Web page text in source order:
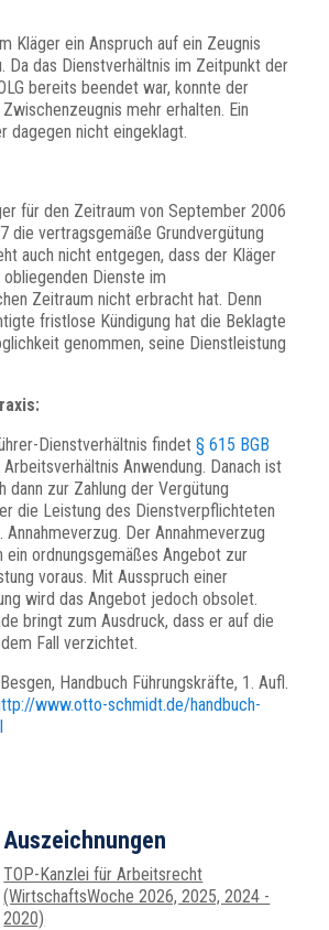
Kläger ein Anspruch auf ein Zeugnis
Da das Dienstverhältnis im Zeitpunkt der
bereits beendet war, konnte der
mehr erhalten. Ein
dagegen nicht eingeklagt.
für den Zeitraum von September 2006
die vertragsgemäße Grundvergütung
auch nicht entgegen, dass der Kläger
Dienste im
Zeitraum nicht erbracht hat. Denn
fristlose Kündigung hat die Beklagte
genommen, seine Dienstleistung
Dienstverhältnis findet § 615 BGB
Anwendung. Danach ist
dann zur Zahlung der Vergütung
die Leistung des Dienstverpflichteten
Annahmeverzug. Der Annahmeverzug
ordnungsgemäßes Angebot zur
voraus. Mit Ausspruch einer
wird das Angebot jedoch obsolet.
bringt zum Ausdruck, dass er auf die
Fall verzichtet.
Besgen, Handbuch Führungskräfte, 1. Aufl.
www.otto-schmidt.de/handbuch-
Auszeichnungen
TOP-Kanzlei für Arbeitsrecht
(WirtschaftsWoche 2026, 2025, 2024 -
2020)